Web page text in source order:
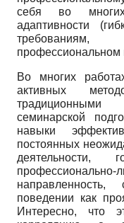
себя во
адаптивности
требованиям,
профессиональном
Во многих
активных
семинарской
навыки
постоянных
деятельности,
профессионально-
поведении как
Интересно, что